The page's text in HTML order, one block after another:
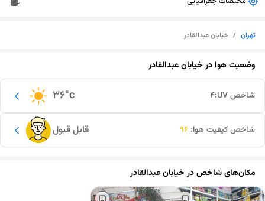
تهران / خیابان عبدالقادر
وضعیت هوا درخیابان عبدالقادر
36°c شاخص UV: 4
قابل قبول شاخص کیفیت هوا: 96
مکان‌های شاخص درخیابان عبدالقادر